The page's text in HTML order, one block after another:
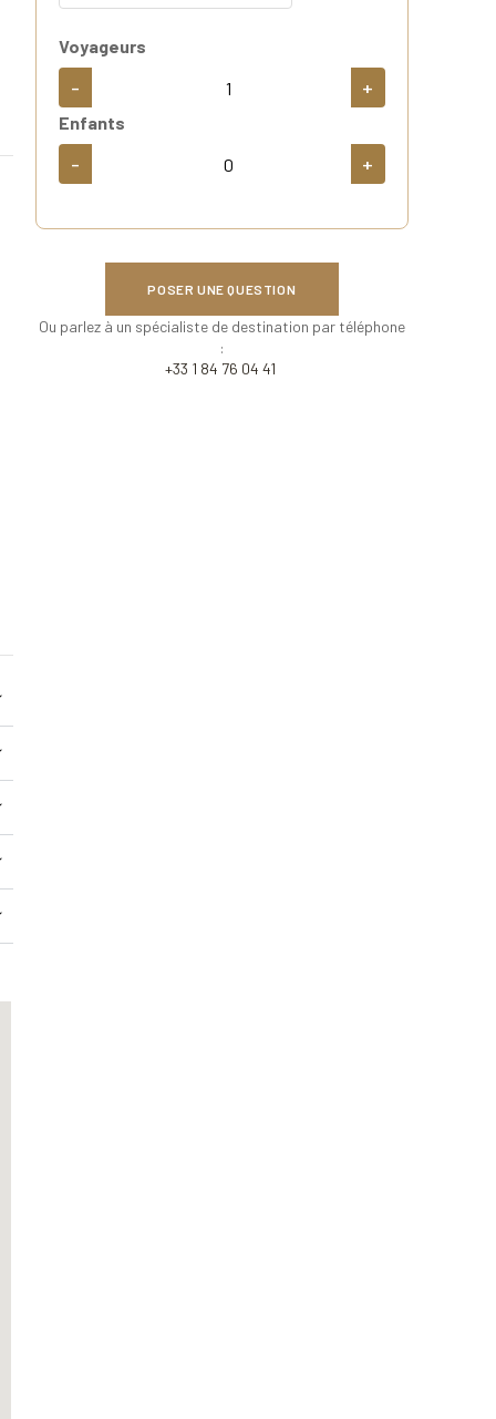
Voyageurs
- +
Enfants
- +
POSER UNE QUESTION
Ou parlez à un spécialiste de destination par téléphone
:
+33 1 84 76 04 41